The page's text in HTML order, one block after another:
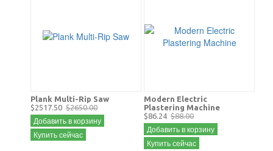
Plank Multi-Rip Saw
$2517.50 $2650.00
Добавить в корзину
Купить сейчас
Modern Electric
Plastering Machine
$86.24 $88.00
Добавить в корзину
Купить сейчас